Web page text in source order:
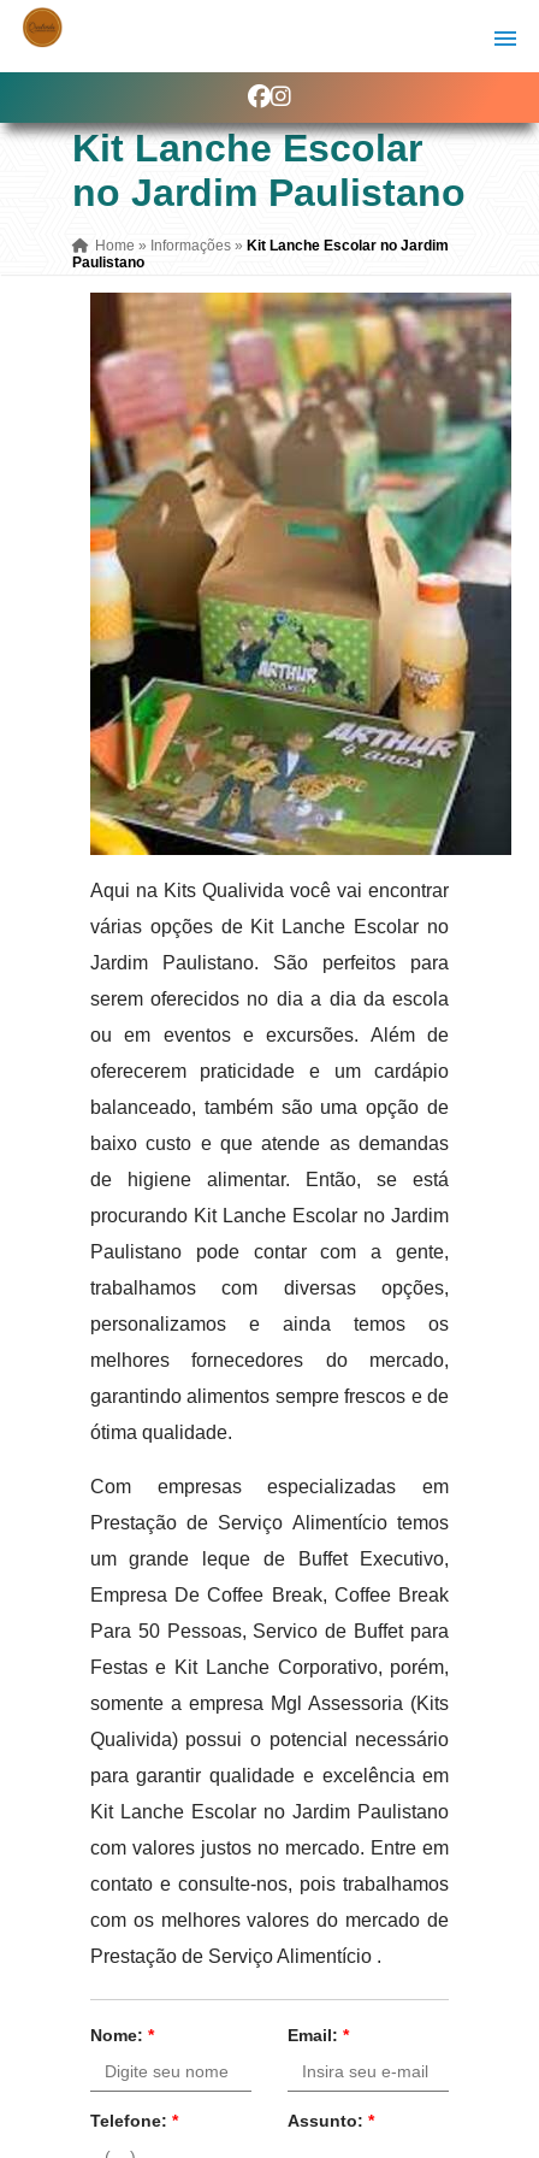
Kit Lanche Escolar
no Jardim Paulistano
Home » Informações » Kit Lanche Escolar no Jardim
Paulistano
Aqui na Kits Qualivida você vai encontrar
várias opções de Kit Lanche Escolar no
Jardim Paulistano. São perfeitos para
serem oferecidos no dia a dia da escola
ou em eventos e excursões. Além de
oferecerem praticidade e um cardápio
balanceado, também são uma opção de
baixo custo e que atende as demandas
de higiene alimentar. Então, se está
procurando Kit Lanche Escolar no Jardim
Paulistano pode contar com a gente,
trabalhamos com diversas opções,
personalizamos e ainda temos os
melhores fornecedores do mercado,
garantindo alimentos sempre frescos e de
ótima qualidade.
Com empresas especializadas em
Prestação de Serviço Alimentício temos
um grande leque de Buffet Executivo,
Empresa De Coffee Break, Coffee Break
Para 50 Pessoas, Servico de Buffet para
Festas e Kit Lanche Corporativo, porém,
somente a empresa Mgl Assessoria (Kits
Qualivida) possui o potencial necessário
para garantir qualidade e excelência em
Kit Lanche Escolar no Jardim Paulistano
com valores justos no mercado. Entre em
contato e consulte-nos, pois trabalhamos
com os melhores valores do mercado de
Prestação de Serviço Alimentício .
Nome: * Email: *
Telefone: * Assunto: *